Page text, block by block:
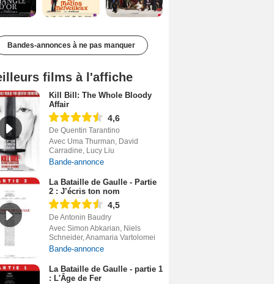
Bandes-annonces à ne pas manquer
films à l'affiche
Kill Bill: The Whole Bloody
Affair
4,6
De Quentin Tarantino
Avec Uma Thurman, David
Carradine, Lucy Liu
Bande-annonce
La Bataille de Gaulle - Partie
2 : J’écris ton nom
4,5
De Antonin Baudry
Avec Simon Abkarian, Niels
Schneider, Anamaria Vartolomei
Bande-annonce
La Bataille de Gaulle - partie 1
: L'Âge de Fer